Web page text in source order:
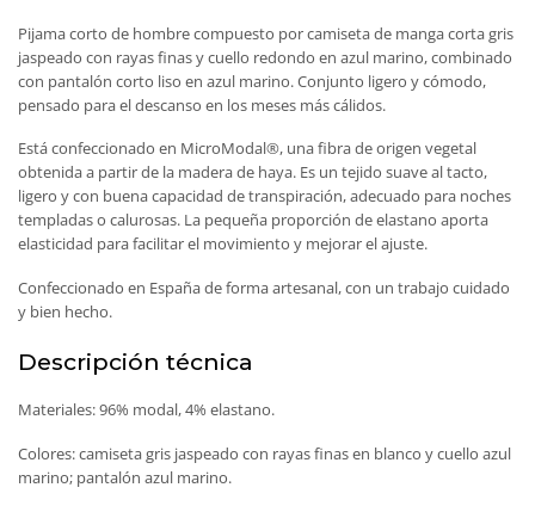
Pijama corto de hombre compuesto por camiseta de manga corta gris
jaspeado con rayas finas y cuello redondo en azul marino, combinado
con pantalón corto liso en azul marino. Conjunto ligero y cómodo,
pensado para el descanso en los meses más cálidos.
Está confeccionado en MicroModal®, una fibra de origen vegetal
obtenida a partir de la madera de haya. Es un tejido suave al tacto,
ligero y con buena capacidad de transpiración, adecuado para noches
templadas o calurosas. La pequeña proporción de elastano aporta
elasticidad para facilitar el movimiento y mejorar el ajuste.
Confeccionado en España de forma artesanal, con un trabajo cuidado
y bien hecho.
Descripción técnica
Materiales: 96% modal, 4% elastano.
Colores: camiseta gris jaspeado con rayas finas en blanco y cuello azul
marino; pantalón azul marino.